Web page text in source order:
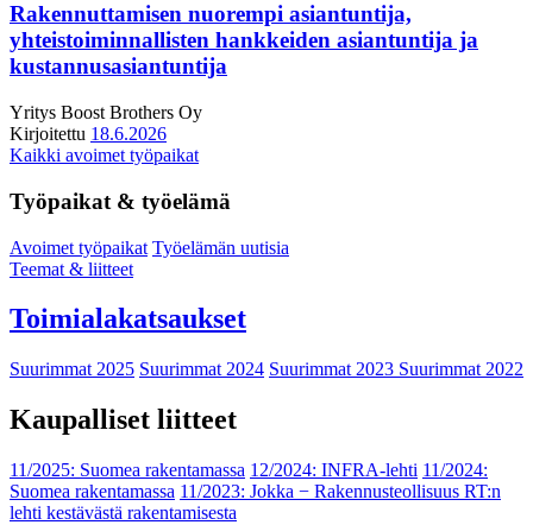
Rakennuttamisen nuorempi asiantuntija,
yhteistoiminnallisten hankkeiden asiantuntija ja
kustannusasiantuntija
Yritys Boost Brothers Oy
Kirjoitettu 18.6.2026
Kaikki avoimet työpaikat
Työpaikat & työelämä
Avoimet työpaikat Työelämän uutisia
Teemat & liitteet
Toimialakatsaukset
Suurimmat 2025 Suurimmat 2024 Suurimmat 2023 Suurimmat 2022
Kaupalliset liitteet
11/2025: Suomea rakentamassa 12/2024: INFRA-lehti 11/2024:
Suomea rakentamassa 11/2023: Jokka − Rakennusteollisuus RT:n
lehti kestävästä rakentamisesta